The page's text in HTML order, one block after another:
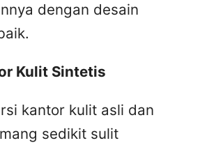
dengan desain
Kulit Sintetis
kantor kulit asli dan
sedikit sulit